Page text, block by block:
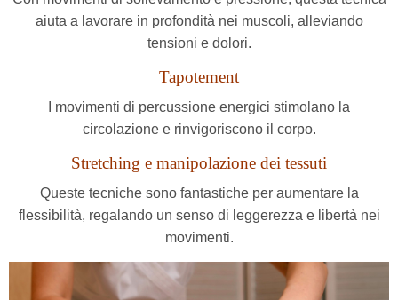
aiuta a lavorare in profondità nei muscoli, alleviando
tensioni e dolori.
Tapotement
I movimenti di percussione energici stimolano la
circolazione e rinvigoriscono il corpo.
Stretching e manipolazione dei tessuti
Queste tecniche sono fantastiche per aumentare la
flessibilità, regalando un senso di leggerezza e libertà nei
movimenti.